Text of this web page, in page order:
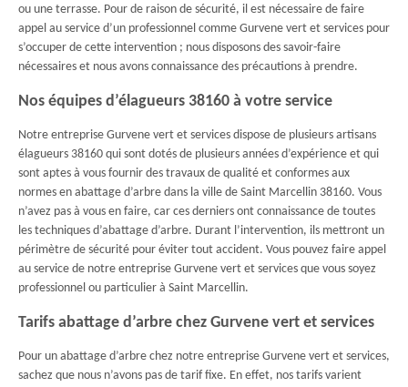
ou une terrasse. Pour de raison de sécurité, il est nécessaire de faire
appel au service d’un professionnel comme Gurvene vert et services pour
s’occuper de cette intervention ; nous disposons des savoir-faire
nécessaires et nous avons connaissance des précautions à prendre.
Nos équipes d’élagueurs 38160 à votre service
Notre entreprise Gurvene vert et services dispose de plusieurs artisans
élagueurs 38160 qui sont dotés de plusieurs années d’expérience et qui
sont aptes à vous fournir des travaux de qualité et conformes aux
normes en abattage d’arbre dans la ville de Saint Marcellin 38160. Vous
n’avez pas à vous en faire, car ces derniers ont connaissance de toutes
les techniques d’abattage d’arbre. Durant l’intervention, ils mettront un
périmètre de sécurité pour éviter tout accident. Vous pouvez faire appel
au service de notre entreprise Gurvene vert et services que vous soyez
professionnel ou particulier à Saint Marcellin.
Tarifs abattage d’arbre chez Gurvene vert et services
Pour un abattage d’arbre chez notre entreprise Gurvene vert et services,
sachez que nous n’avons pas de tarif fixe. En effet, nos tarifs varient